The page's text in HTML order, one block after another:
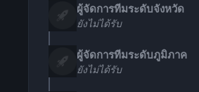
ผู้จัดการทีมระดับจังหวัด
ยังไม่ได้รับ
ผู้จัดการทีมระดับภูมิภาค
ยังไม่ได้รับ